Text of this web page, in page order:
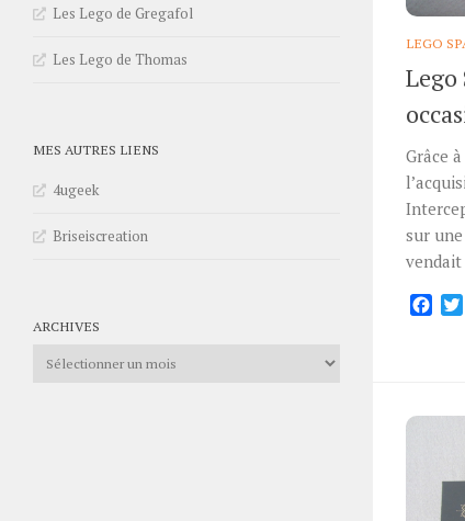
LEGO
Lego
Grâce
sur
vendait
Les Lego de Gregafol
Les Lego de Thomas
MES AUTRES LIENS
4ugeek
Briseiscreation
ARCHIVES
Archives